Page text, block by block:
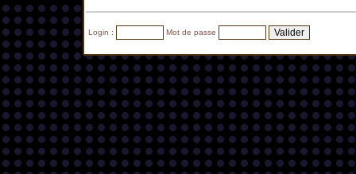
Login : Mot de passe